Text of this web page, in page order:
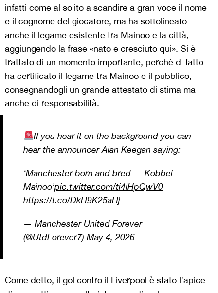
infatti come al solito a scandire a gran voce il nome
e il cognome del giocatore, ma ha sottolineato
anche il legame esistente tra Mainoo e la città,
aggiungendo la frase «nato e cresciuto qui». Si è
trattato di un momento importante, perché di fatto
ha certificato il legame tra Mainoo e il pubblico,
consegnandogli un grande attestato di stima ma
anche di responsabilità.
If you hear it on the background you can
hear the announcer Alan Keegan saying:
‘Manchester born and bred — Kobbei
Mainoo’pic.twitter.com/ti4lHpQwV0
https://t.co/DkH9K25aHj
— Manchester United Forever
(@UtdForever7)May 4, 2026
Come detto, il gol contro il Liverpool è stato l’apice